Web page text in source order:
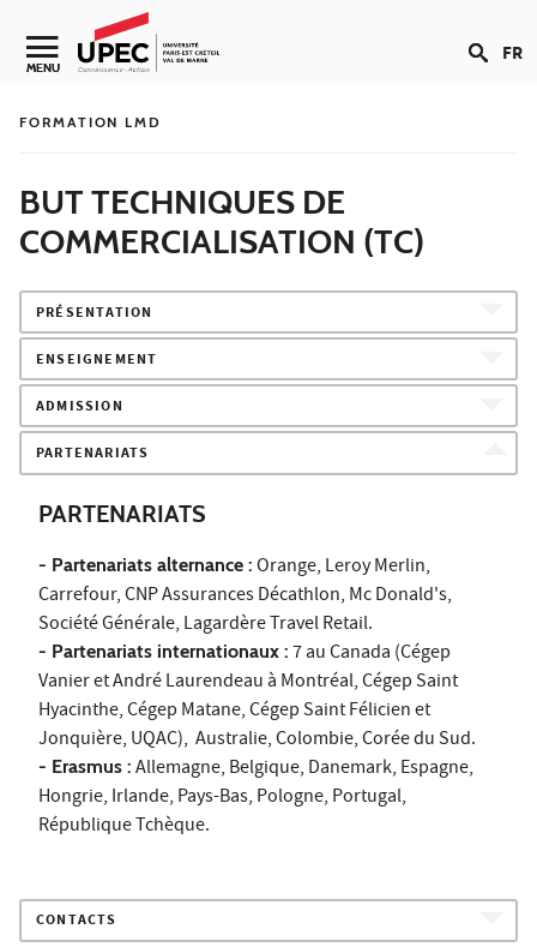
Aller au contenu
Navigation secondaire
MENU FR
FORMATION LMD
BUT TECHNIQUES DE
COMMERCIALISATION (TC)
PRÉSENTATION
ENSEIGNEMENT
ADMISSION
PARTENARIATS
PARTENARIATS
- Partenariats alternance : Orange, Leroy Merlin,
Carrefour, CNP Assurances Décathlon, Mc Donald's,
Société Générale, Lagardère Travel Retail.
- Partenariats internationaux : 7 au Canada (Cégep
Vanier et André Laurendeau à Montréal, Cégep Saint
Hyacinthe, Cégep Matane, Cégep Saint Félicien et
Jonquière, UQAC), Australie, Colombie, Corée du Sud.
- Erasmus : Allemagne, Belgique, Danemark, Espagne,
Hongrie, Irlande, Pays-Bas, Pologne, Portugal,
République Tchèque.
CONTACTS